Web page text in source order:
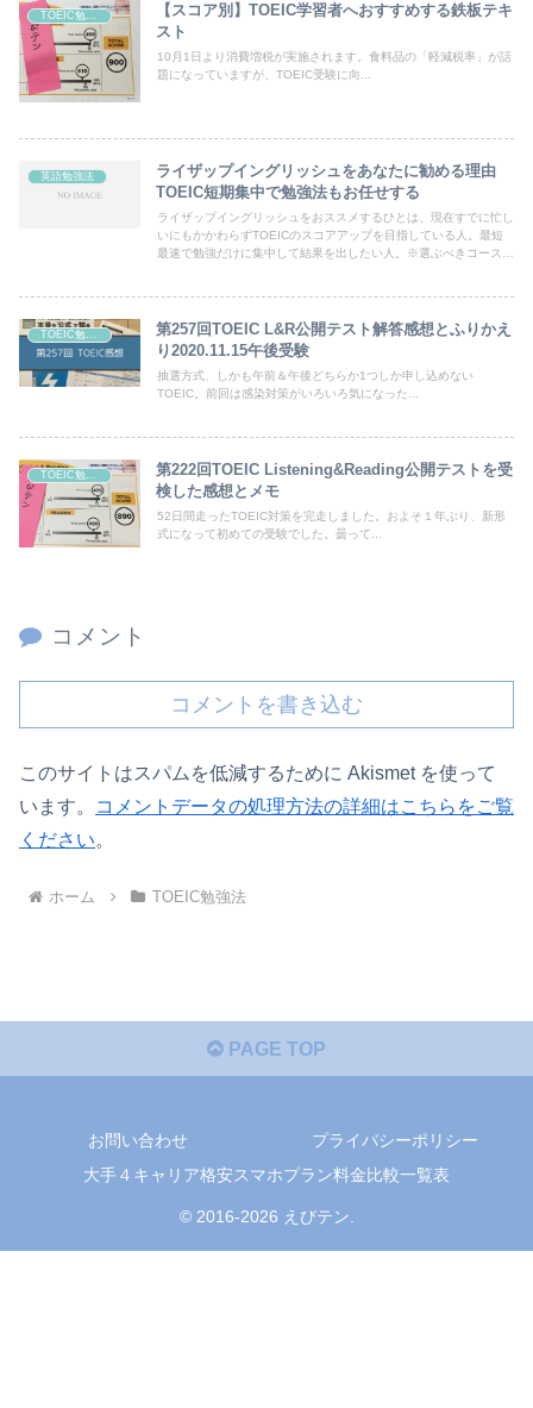
TOEIC勉強法
【スコア別】TOEIC学習者へおすすめする鉄板テキ
スト
10月1日より消費増税が実施されます。食料品の「軽減税率」が話
題になっていますが、TOEIC受験に向...
英語勉強法
ライザップイングリッシュをあなたに勧める理由
TOEIC短期集中で勉強法もお任せする
ライザップイングリッシュをおススメするひとは、現在すでに忙し
いにもかかわらずTOEICのスコアアップを目指している人。最短
最速で勉強だけに集中して結果を出したい人。※選ぶべきコースは
第257回TOEIC L&R公開テスト解答感想とふりかえ
り2020.11.15午後受験
抽選方式、しかも午前＆午後どちらか1つしか申し込めない
TOEIC。前回は感染対策がいろいろ気になった...
第222回TOEIC Listening&Reading公開テストを受
検した感想とメモ
52日間走ったTOEIC対策を完走しました。およそ１年ぶり、新形
式になって初めての受験でした。曇って...
コメント
コメントを書き込む
このサイトはスパムを低減するために Akismet を使って
います。
コメントデータの処理方法の詳細はこちらをご覧
ください。
ホーム TOEIC勉強法
PAGE TOP
お問い合わせ
プライバシーポリシー
大手４キャリア格安スマホプラン料金比較一覧表
© 2016-2026 えびテン.